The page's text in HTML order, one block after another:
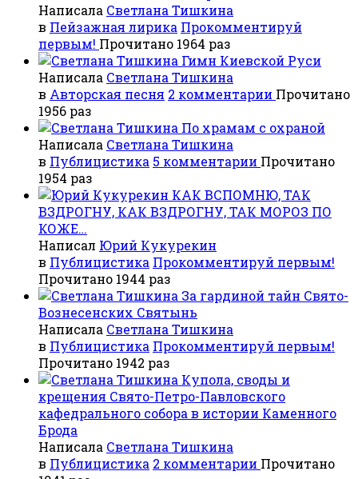
Написала Светлана Тишкина
в Пейзажная лирика Прокомментируй
первым! Прочитано 1964 раз
Гимн Киевской Руси
Написала Светлана Тишкина
в Авторская песня 2 комментарии Прочитано
1956 раз
По храмам с охраной
Написала Светлана Тишкина
в Публицистика 5 комментарии Прочитано
1954 раз
КАК ВСПОМНЮ, ТАК
ВЗДРОГНУ, КАК ВЗДРОГНУ, ТАК МОРОЗ ПО
КОЖЕ…
Написал Юрий Кукурекин
в Публицистика Прокомментируй первым!
Прочитано 1944 раз
За гардиной тайн Свято-
Вознесенских Святынь
Написала Светлана Тишкина
в Публицистика Прокомментируй первым!
Прочитано 1942 раз
Купола, своды и
крещения Свято-Петро-Павловского
кафедрального собора в истории Каменного
Брода
Написала Светлана Тишкина
в Публицистика 2 комментарии Прочитано